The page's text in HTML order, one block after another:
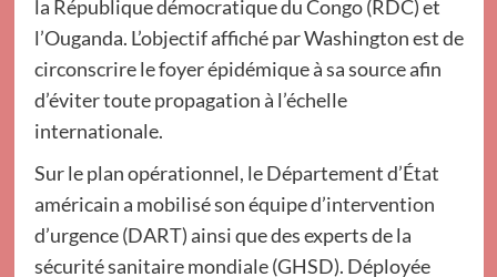
la République démocratique du Congo (RDC) et
l’Ouganda. L’objectif affiché par Washington est de
circonscrire le foyer épidémique à sa source afin
d’éviter toute propagation à l’échelle
internationale.
Sur le plan opérationnel, le Département d’État
américain a mobilisé son équipe d’intervention
d’urgence (DART) ainsi que des experts de la
sécurité sanitaire mondiale (GHSD). Déployée